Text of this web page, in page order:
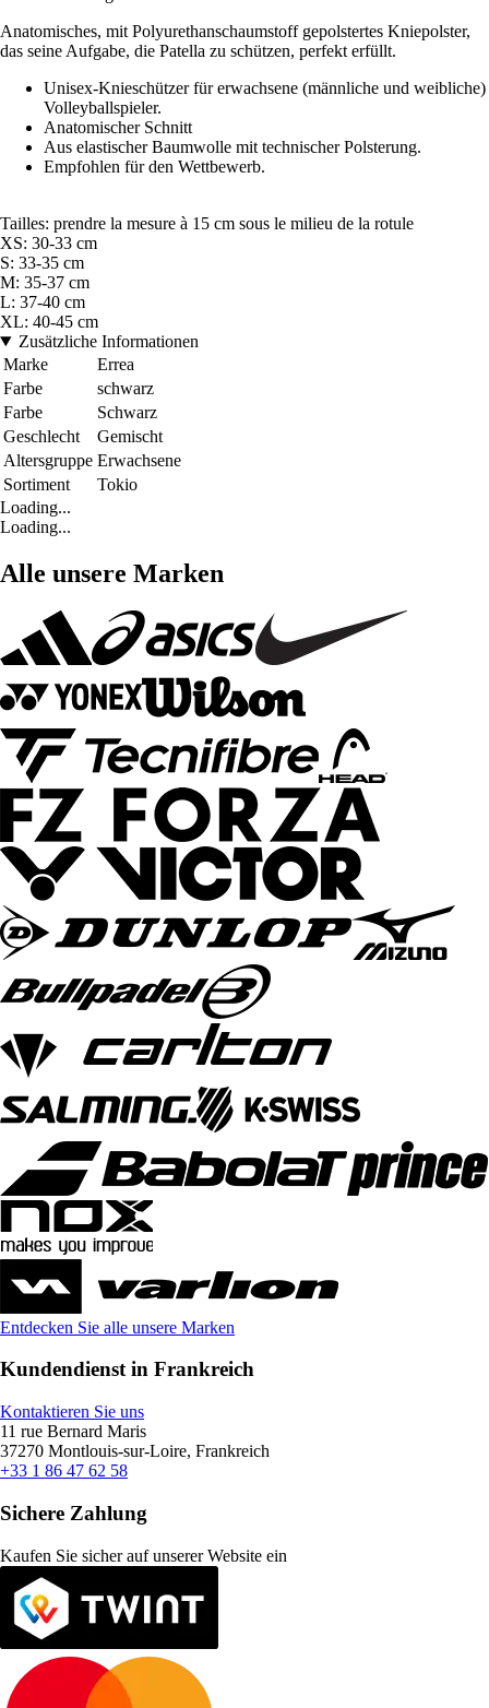
Anatomisches, mit Polyurethanschaumstoff gepolstertes Kniepolster,
das seine Aufgabe, die Patella zu schützen, perfekt erfüllt.
Unisex-Knieschützer für erwachsene (männliche und weibliche)
Volleyballspieler.
Anatomischer Schnitt
Aus elastischer Baumwolle mit technischer Polsterung.
Empfohlen für den Wettbewerb.
Tailles: prendre la mesure à 15 cm sous le milieu de la rotule
XS: 30-33 cm
S: 33-35 cm
M: 35-37 cm
L: 37-40 cm
XL: 40-45 cm
Zusätzliche Informationen
Marke
Errea
Farbe
schwarz
Farbe
Schwarz
Geschlecht
Gemischt
Altersgruppe Erwachsene
Sortiment
Tokio
Loading...
Loading...
Alle unsere Marken
Entdecken Sie alle unsere Marken
Kundendienst in Frankreich
Kontaktieren Sie uns
11 rue Bernard Maris
37270 Montlouis-sur-Loire, Frankreich
+33 1 86 47 62 58
Sichere Zahlung
Kaufen Sie sicher auf unserer Website ein